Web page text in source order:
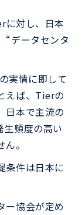
に対し、日本
“データセンタ
情に即して
えば、Tierの
日本で主流の
生頻度の高い
。
条件は日本に
ー協会が定め